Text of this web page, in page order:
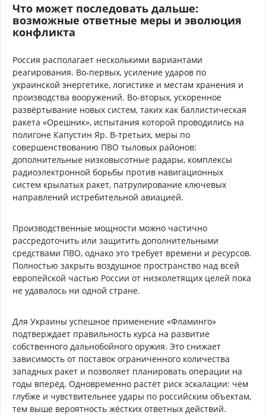
Что может последовать дальше:
возможные ответные меры и эволюция
конфликта
Россия располагает несколькими вариантами
реагирования. Во-первых, усиление ударов по
украинской энергетике, логистике и местам хранения и
производства вооружений. Во-вторых, ускоренное
развёртывание новых систем, таких как баллистическая
ракета «Орешник», испытания которой проводились на
полигоне Капустин Яр. В-третьих, меры по
совершенствованию ПВО тыловых районов:
дополнительные низковысотные радары, комплексы
радиоэлектронной борьбы против навигационных
систем крылатых ракет, патрулирование ключевых
направлений истребительной авиацией.
Производственные мощности можно частично
рассредоточить или защитить дополнительными
средствами ПВО, однако это требует времени и ресурсов.
Полностью закрыть воздушное пространство над всей
европейской частью России от низколетящих целей пока
не удавалось ни одной стране.
Для Украины успешное применение «Фламинго»
подтверждает правильность курса на развитие
собственного дальнобойного оружия. Это снижает
зависимость от поставок ограниченного количества
западных ракет и позволяет планировать операции на
годы вперёд. Одновременно растёт риск эскалации: чем
глубже и чувствительнее удары по российским объектам,
тем выше вероятность жёстких ответных действий.